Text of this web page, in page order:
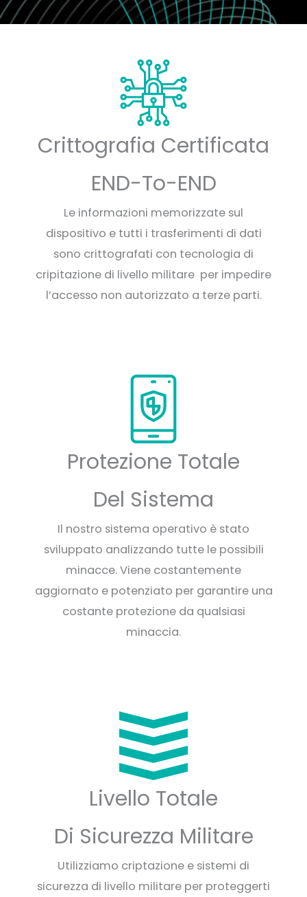
o
Crittografia Certificata
END-To-END
Le informazioni memorizzate sul
dispositivo e tutti i trasferimenti di dati
sono crittografati con tecnologia di
cripitazione di livello militare per impedire
l’accesso non autorizzato a terze parti.
Protezione Totale
Del Sistema
Il nostro sistema operativo è stato
sviluppato analizzando tutte le possibili
minacce. Viene costantemente
aggiornato e potenziato per garantire una
costante protezione da qualsiasi
minaccia.
Livello Totale
Di Sicurezza Militare
Utilizziamo criptazione e sistemi di
sicurezza di livello militare per proteggerti